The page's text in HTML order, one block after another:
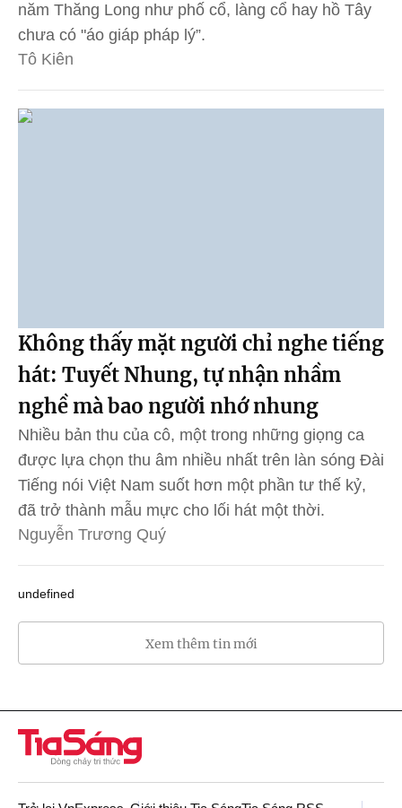
năm Thăng Long như phố cổ, làng cổ hay hồ Tây
chưa có "áo giáp pháp lý”.
Tô Kiên
Không thấy mặt người chỉ nghe tiếng
hát: Tuyết Nhung, tự nhận nhầm
nghề mà bao người nhớ nhung
Nhiều bản thu của cô, một trong những giọng ca
được lựa chọn thu âm nhiều nhất trên làn sóng Đài
Tiếng nói Việt Nam suốt hơn một phần tư thế kỷ,
đã trở thành mẫu mực cho lối hát một thời.
Nguyễn Trương Quý
undefined
Xem thêm tin mới